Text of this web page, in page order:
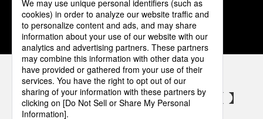
1 2 3 4 5
パナソニックの電気設備 SNSアカウント